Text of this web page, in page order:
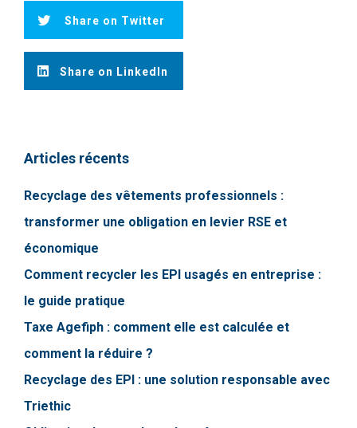
Share on Twitter
Share on LinkedIn
Articles récents
Recyclage des vêtements professionnels :
transformer une obligation en levier RSE et
économique
Comment recycler les EPI usagés en entreprise :
le guide pratique
Taxe Agefiph : comment elle est calculée et
comment la réduire ?
Recyclage des EPI : une solution responsable avec
Triethic